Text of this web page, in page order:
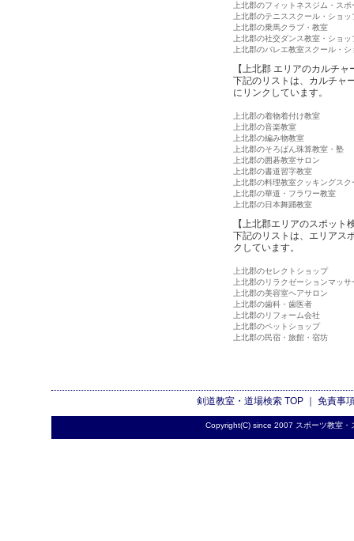
上北郡のフィットネスジム・ス
上北郡のテニススクール・ショッ
上北郡の乗馬クラブ・教室
上北郡の社交ダンス教室・ショッ
上北郡のバレエ教室スクール・シ
【上北郡 エリアのカルチ
下記のリストは、カルチャ
にリンクしています。
上北郡の着物着付け教室
上北郡の音楽教室
上北郡の編み物教室
上北郡のそろばん珠算教室・塾
上北郡の囲碁教室サロン
上北郡の書道習字教室
上北郡の料理教室クッキングスク
上北郡の華道・フラワー教室
上北郡の日本舞踊教室
【上北郡エリアのスポット
下記のリストは、エリアス
クしています。
上北郡のセレクトショップ
上北郡のリラクゼーションマッサ
上北郡の美容室ヘアサロン
上北郡の歯科・歯医者
上北郡のリフォーム会社
上北郡のペットショップ
上北郡の民宿・旅館・宿坊
剣道教室・道場検索TOP ｜ 免責事
Copyright(C) since 2007 スポーツ教室・